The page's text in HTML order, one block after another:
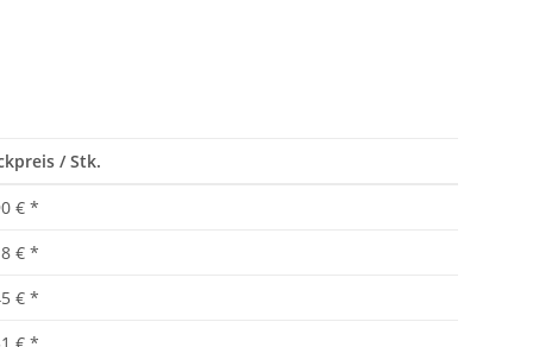
/ Stk.
€ *
€ *
€ *